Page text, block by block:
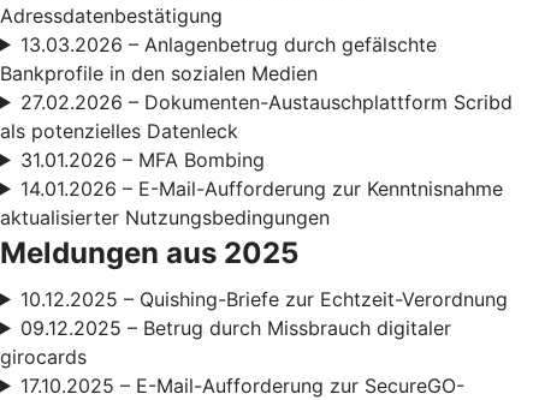
Adressdatenbestätigung
13.03.2026 – Anlagenbetrug durch gefälschte
Bankprofile in den sozialen Medien
27.02.2026 – Dokumenten-Austauschplattform Scribd
als potenzielles Datenleck
31.01.2026 – MFA Bombing
14.01.2026 – E-Mail-Aufforderung zur Kenntnisnahme
aktualisierter Nutzungsbedingungen
Meldungen aus 2025
10.12.2025 – Quishing-Briefe zur Echtzeit-Verordnung
09.12.2025 – Betrug durch Missbrauch digitaler
girocards
17.10.2025 – E-Mail-Aufforderung zur SecureGO-